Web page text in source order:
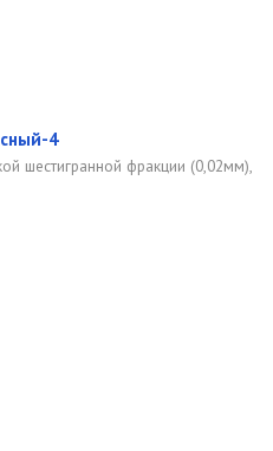
4
шестигранной фракции (0,02мм),